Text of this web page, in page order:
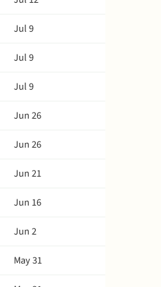
Jul 9
Jul 9
Jul 9
Jun 26
Jun 26
Jun 21
Jun 16
Jun 2
May 31